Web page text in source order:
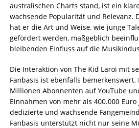
australischen Charts stand, ist ein
wachsende Popularität und Relevanz.
hat er die Art und Weise, wie junge
gefördert werden, maßgeblich
bleibenden Einfluss auf die
Die Interaktion von The Kid Laroi mit
Fanbasis ist ebenfalls bemerkenswert.
Millionen Abonnenten auf YouTube
Einnahmen von mehr als 400.000
dedizierte und wachsende
Fanbasis unterstützt nicht nur seine